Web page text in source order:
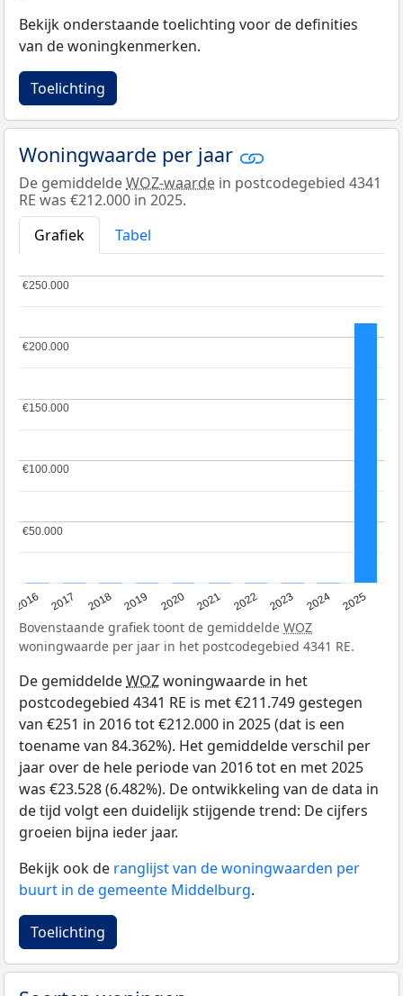
Bekijk onderstaande toelichting voor de definities
van de woningkenmerken.
Toelichting
Woningwaarde per jaar
De gemiddeldeWOZ-waarde in postcodegebied 4341
RE was €212.000 in 2025.
Grafiek
Tabel
2016 2017 2018 2019 2020 2021 2022 2023 2024 2025
€50.000
€50.000
€100.000
€100.000
€150.000
€150.000
€200.000
€200.000
€250.000
€250.000
Bovenstaande grafiek toont de gemiddelde WOZ
woningwaarde per jaar in het postcodegebied 4341 RE.
De gemiddeldeWOZwoningwaarde in het
postcodegebied 4341 RE is met €211.749 gestegen
van €251 in 2016 tot €212.000 in 2025 (dat is een
toename van 84.362%). Het gemiddelde verschil per
jaar over de hele periode van 2016 tot en met 2025
was €23.528 (6.482%). De ontwikkeling van de data in
de tijd volgt een duidelijk stijgende trend: De cijfers
groeien bijna ieder jaar.
Bekijk ook de ranglijst van de woningwaarden per
buurt in de gemeente Middelburg.
Toelichting